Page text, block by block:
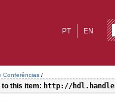
EN
PT
Conferências /
to this item: http://